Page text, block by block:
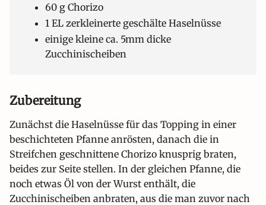
60 g Chorizo
1 EL zerkleinerte geschälte Haselnüsse
einige kleine ca. 5mm dicke
Zucchinischeiben
Zubereitung
Zunächst die Haselnüsse für das Topping in einer
beschichteten Pfanne anrösten, danach die in
Streifchen geschnittene Chorizo knusprig braten,
beides zur Seite stellen. In der gleichen Pfanne, die
noch etwas Öl von der Wurst enthält, die
Zucchinischeiben anbraten, aus die man zuvor nach